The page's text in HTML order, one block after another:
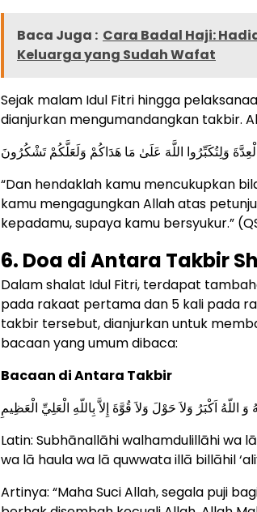
Baca Juga : Cara Badal Haji:
Keluarga yang Sudah Wafat
Sejak malam Idul Fitri hingga
dianjurkan mengumandangkan takbir.
وَلِتُكَبِّرُوا اللَّهَ عَلَىٰ مَا هَدَاكُمْ وَلَعَلَّكُمْ تَشْكُرُونَ
“Dan hendaklah kamu mencukupkan
kamu mengagungkan Allah atas
kepadamu, supaya kamu bersyukur.”
6. Doa di Antara Takbir
Dalam shalat Idul Fitri, terdapat
pada rakaat pertama dan 5 kali pada
takbir tersebut, dianjurkan untuk
bacaan yang umum dibaca:
Bacaan di Antara Takbir
وَ اللّهُ اَكْبَرُ وَلاَ حَوْلَ وَلاَ قُوَّةَ إِلاَّ بِاللّهِ الْعَلِيِّ الْعَظِيمِ
Latin: Subhānallāhi walhamdulillāhi wa
wa lā haula wa lā quwwata illā billāhil
Artinya: “Maha Suci Allah, segala puji